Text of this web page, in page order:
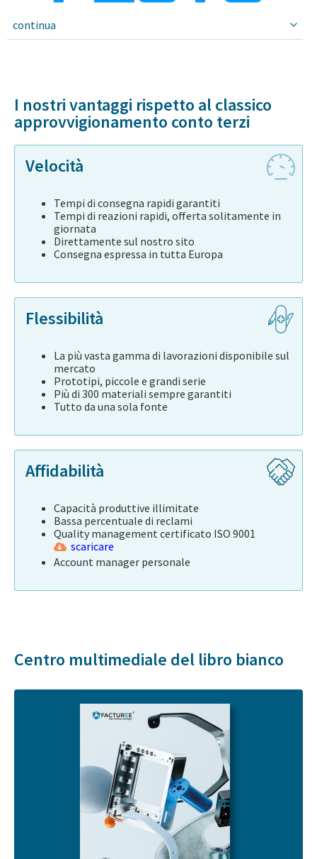
continua
I nostri vantaggi rispetto al classico
approvvigionamento conto terzi
Velocità
Tempi di consegna rapidi garantiti
Tempi di reazioni rapidi, offerta solitamente in
giornata
Direttamente sul nostro sito
Consegna espressa in tutta Europa
Flessibilità
La più vasta gamma di lavorazioni disponibile sul
mercato
Prototipi, piccole e grandi serie
Più di 300 materiali sempre garantiti
Tutto da una sola fonte
Affidabilità
Capacità produttive illimitate
Bassa percentuale di reclami
Quality management certificato ISO 9001
scaricare
Account manager personale
Centro multimediale del libro bianco